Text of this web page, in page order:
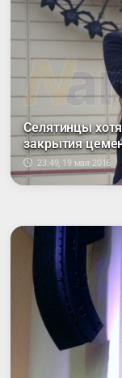
Селятинцы
закрытия
23:49, 19 мая 2016